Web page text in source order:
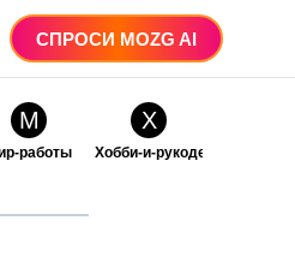
СПРОСИ MOZG AI
М
работы
Х
Хобби-и-рукоделие